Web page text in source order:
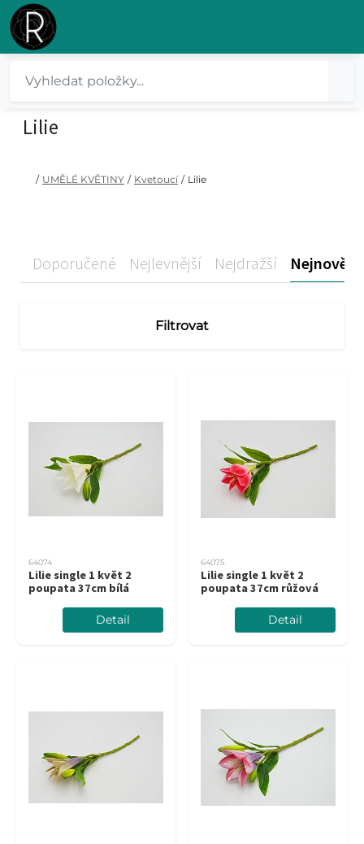
Lilie
/ UMĚLÉ KVĚTINY / Kvetoucí / Lilie
Doporučené Nejlevnější Nejdražší Nejnovější
Filtrovat
64074
Lilie single 1 květ 2
poupata 37cm bílá
Detail
64075
Lilie single 1 květ 2
poupata 37cm růžová
Detail